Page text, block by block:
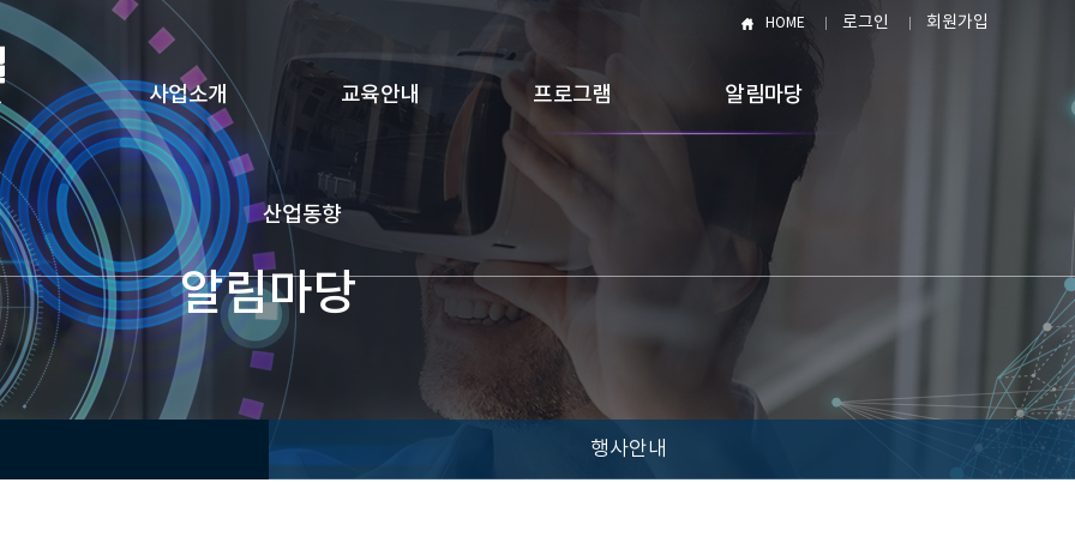
HOME 로그인 회원가입
사업소개 교육안내 프로그램 알림마당
산업동향
알림마당
행사안내